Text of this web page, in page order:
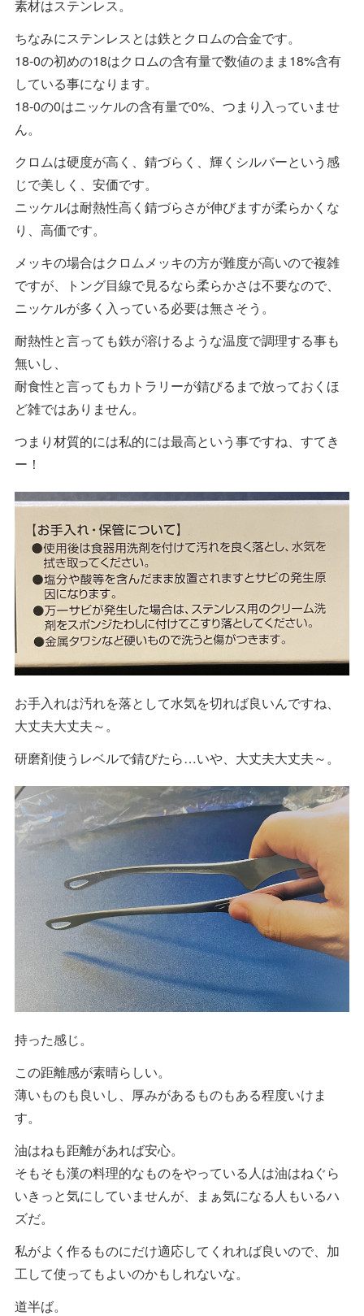
素材はステンレス。
ちなみにステンレスとは鉄とクロムの合金です。
18-0の初めの18はクロムの含有量で数値のまま18%含有
している事になります。
18-0の0はニッケルの含有量で0%、つまり入っていませ
ん。
クロムは硬度が高く、錆づらく、輝くシルバーという感
じで美しく、安価です。
ニッケルは耐熱性高く錆づらさが伸びますが柔らかくな
り、高価です。
メッキの場合はクロムメッキの方が難度が高いので複雑
ですが、トング目線で見るなら柔らかさは不要なので、
ニッケルが多く入っている必要は無さそう。
耐熱性と言っても鉄が溶けるような温度で調理する事も
無いし、
耐食性と言ってもカトラリーが錆びるまで放っておくほ
ど雑ではありません。
つまり材質的には私的には最高という事ですね、すてき
ー！
お手入れは汚れを落として水気を切れば良いんですね、
大丈夫大丈夫～。
研磨剤使うレベルで錆びたら…いや、大丈夫大丈夫～。
持った感じ。
この距離感が素晴らしい。
薄いものも良いし、厚みがあるものもある程度いけま
す。
油はねも距離があれば安心。
そもそも漢の料理的なものをやっている人は油はねぐら
いきっと気にしていませんが、まぁ気になる人もいるハ
ズだ。
私がよく作るものにだけ適応してくれれば良いので、加
工して使ってもよいのかもしれないな。
道半ば。